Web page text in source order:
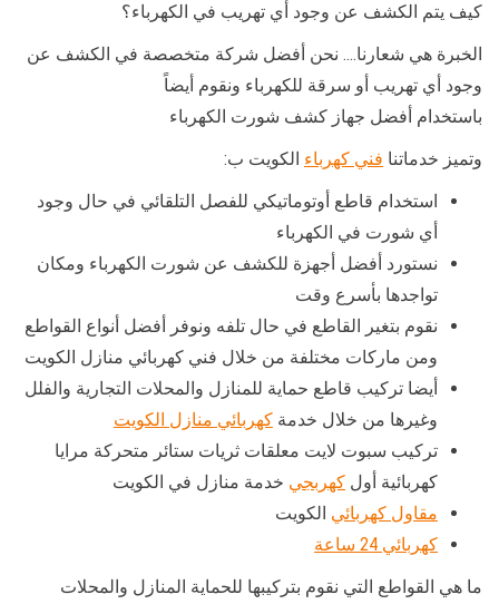
كيف يتم الكشف عن وجود أي تهريب في الكهرباء؟
الخبرة هي شعارنا…. نحن أفضل شركة متخصصة في الكشف عن
وجود أي تهريب أو سرقة للكهرباء ونقوم أيضاً
باستخدام أفضل جهاز كشف شورت الكهرباء
وتميز خدماتنا فني كهرباء الكويت ب:
استخدام قاطع أوتوماتيكي للفصل التلقائي في حال وجود
أي شورت في الكهرباء
نستورد أفضل أجهزة للكشف عن شورت الكهرباء ومكان
تواجدها بأسرع وقت
نقوم بتغير القاطع في حال تلفه ونوفر أفضل أنواع القواطع
ومن ماركات مختلفة من خلال فني كهربائي منازل الكويت
أيضا تركيب قاطع حماية للمنازل والمحلات التجارية والفلل
وغيرها من خلال خدمة كهربائي منازل الكويت
تركيب سبوت لايت معلقات ثريات ستائر متحركة مرايا
كهربائية أول كهربجي خدمة منازل في الكويت
مقاول كهربائي الكويت
كهربائي 24 ساعة
ما هي القواطع التي نقوم بتركيبها للحماية المنازل والمحلات